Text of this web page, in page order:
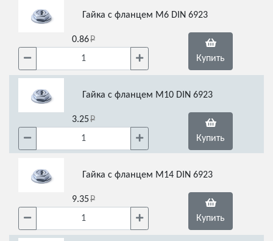
Гайка с фланцем М6 DIN 6923
0.86
Купить
Гайка с фланцем М10 DIN 6923
3.25
Купить
Гайка с фланцем М14 DIN 6923
9.35
Купить